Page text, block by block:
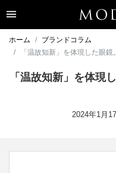
ホーム
ブランドコラム
「温故知新」を体現した眼鏡
「温故知新」を体現
2024年1月